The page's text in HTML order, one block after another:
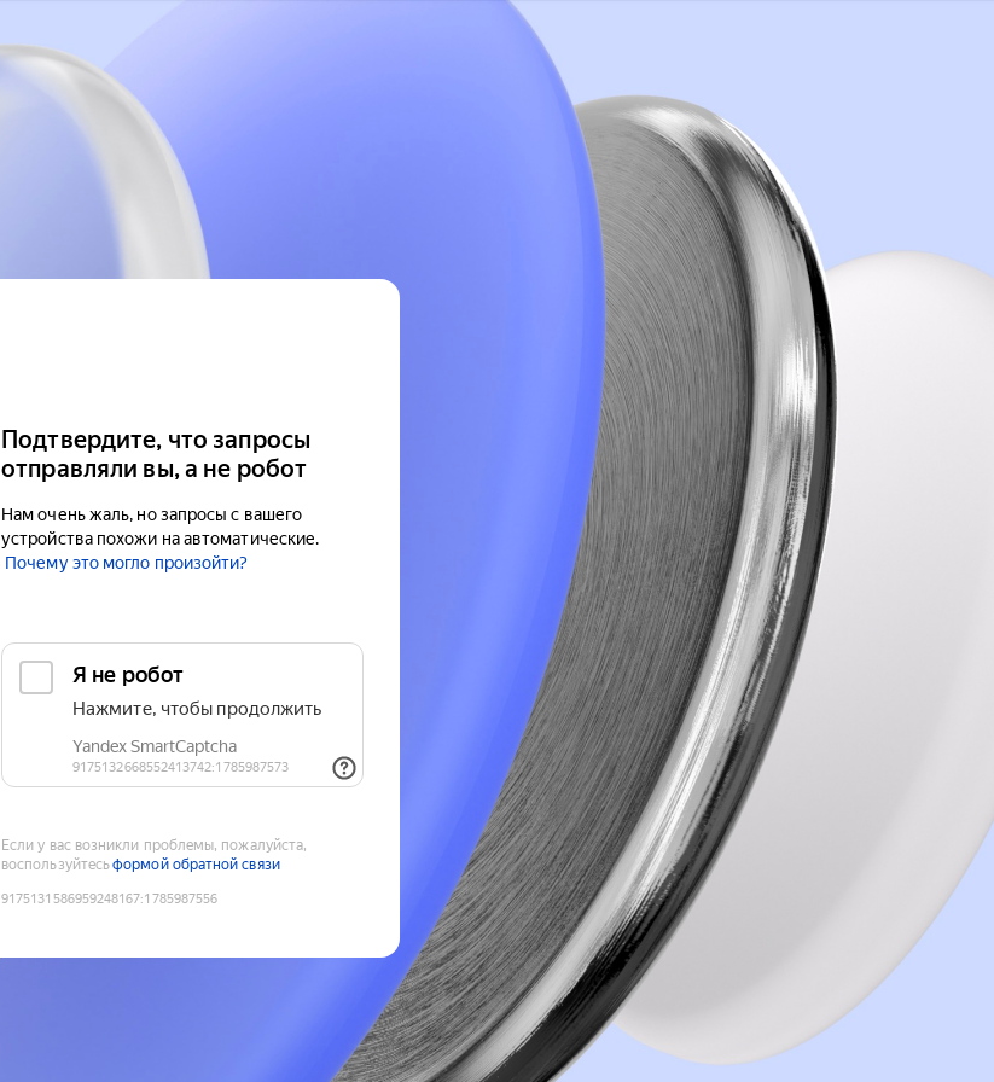
Подтвердите, что запросы
отправляли вы, а не робот
Нам очень жаль, но запросы с вашего
устройства похожи на автоматические.
Почему это могло произойти?
Если у вас возникли проблемы, пожалуйста,
воспользуйтесьформой обратной связи
9175131586959248167:1785987556